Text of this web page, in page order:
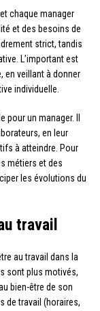
chaque manager
et des besoins de
strict, tandis
L’important est
en veillant à donner
individuelle.
un manager. Il
en leur
à atteindre. Pour
métiers et des
les évolutions du
travail
au travail dans la
sont plus motivés,
bien-être de son
de travail (horaires,